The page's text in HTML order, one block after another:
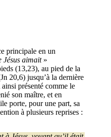
principale en un
Jésus aimait »
(13,23), au pied de la
20,6) jusqu’à la dernière
présenté comme le
son maître, et en
porte, pour une part, sa
à plusieurs reprises :